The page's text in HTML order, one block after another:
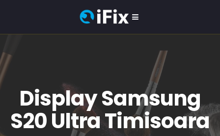
Display Samsung
S20 Ultra Timisoara